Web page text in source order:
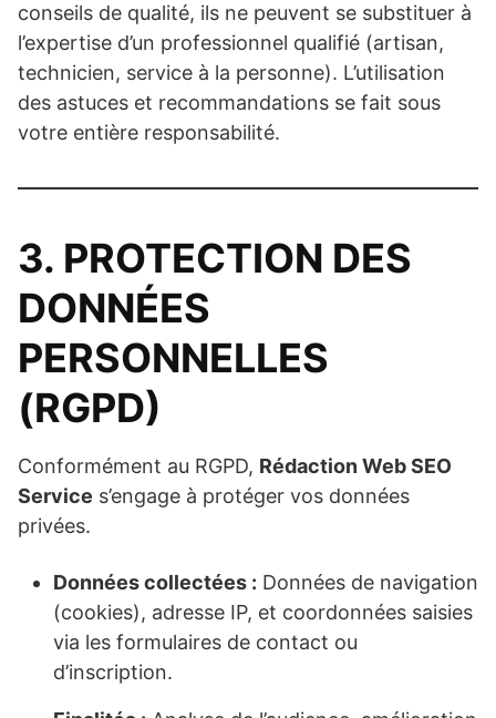
conseils de qualité, ils ne peuvent se substituer à
l’expertise d’un professionnel qualifié (artisan,
technicien, service à la personne). L’utilisation
des astuces et recommandations se fait sous
votre entière responsabilité.
3. PROTECTION DES
DONNÉES
PERSONNELLES
(RGPD)
Conformément au RGPD, Rédaction Web SEO
Service s’engage à protéger vos données
privées.
Données collectées : Données de navigation
(cookies), adresse IP, et coordonnées saisies
via les formulaires de contact ou
d’inscription.